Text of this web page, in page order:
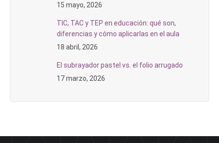
15 mayo, 2026
TIC, TAC y TEP en educación: qué son,
diferencias y cómo aplicarlas en el aula
18 abril, 2026
El subrayador pastel vs. el folio arrugado
17 marzo, 2026